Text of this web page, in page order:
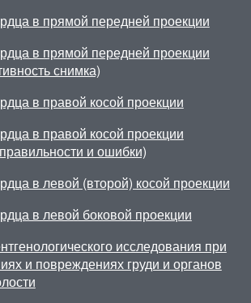
в прямой передней проекции
в прямой передней проекции
снимка)
в правой косой проекции
в правой косой проекции
и ошибки)
в левой (второй) косой проекции
в левой боковой проекции
исследования при
и повреждениях груди и органов